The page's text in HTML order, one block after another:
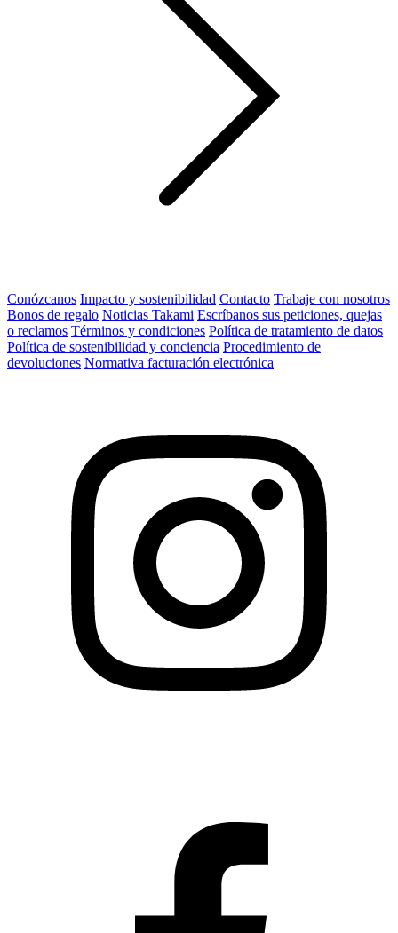
Conózcanos Impacto y sostenibilidad Contacto Trabaje con nosotros
Bonos de regalo Noticias Takami Escríbanos sus peticiones, quejas
o reclamos Términos y condiciones Política de tratamiento de datos
Política de sostenibilidad y conciencia Procedimiento de
devoluciones Normativa facturación electrónica